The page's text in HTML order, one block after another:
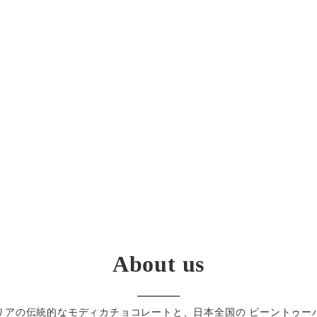
About us
の伝統的なモディカチョコレートと、日本全国の ビーントゥー